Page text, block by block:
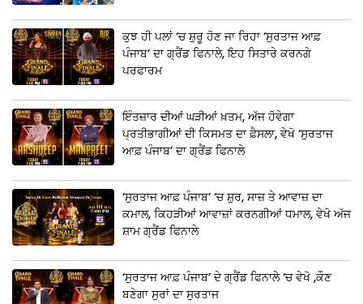
ਕੁਝ ਹੀ ਪਲਾਂ ‘ਚ ਸ਼ੁਰੂ ਹੋਣ ਜਾ ਰਿਹਾ ‘ਸੁਰਤਾਜ ਆਫ਼
ਪੰਜਾਬ’ ਦਾ ਗ੍ਰੈਂਡ ਫਿਨਾਲੇ, ਇਹ ਸਿਤਾਰੇ ਕਰਨਗੇ
ਪਰਫਾਰਮ
ਇੰਤਜ਼ਾਰ ਦੀਆਂ ਘੜੀਆਂ ਖ਼ਤਮ, ਅੱਜ ਹੋਵੇਗਾ
ਪ੍ਰਤੀਭਾਗੀਆਂ ਦੀ ਕਿਸਮਤ ਦਾ ਫ਼ੈਸਲਾ, ਵੇਖੋ ‘ਸੁਰਤਾਜ
ਆਫ਼ ਪੰਜਾਬ’ ਦਾ ਗ੍ਰੈਂਡ ਫਿਨਾਲੇ
‘ਸੁਰਤਾਜ ਆਫ਼ ਪੰਜਾਬ’ ‘ਚ ਸ਼ੁਰ, ਸਾਜ਼ ਤੇ ਆਵਾਜ਼ ਦਾ
ਕਮਾਲ, ਕਿਹੜੀਆਂ ਆਵਾਜ਼ਾਂ ਕਰਨਗੀਆਂ ਧਮਾਲ, ਵੇਖੋ ਅੱਜ
ਸ਼ਾਮ ਗ੍ਰੈਂਡ ਫਿਨਾਲੇ
‘ਸੁਰਤਾਜ ਆਫ਼ ਪੰਜਾਬ’ ਦੇ ਗ੍ਰੈਂਡ ਫਿਨਾਲੇ ‘ਚ ਵੇਖੋ ,ਕੌਣ
ਬਣੇਗਾ ਸੁਰਾਂ ਦਾ ਸੁਰਤਾਜ